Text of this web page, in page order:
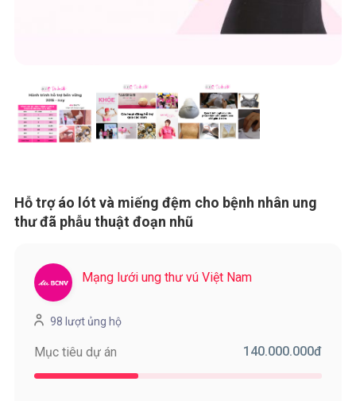
Hỗ trợ áo lót và miếng đệm cho bệnh nhân ung
thư đã phẫu thuật đoạn nhũ
Mạng lưới ung thư vú Việt Nam
98 lượt ủng hộ
Mục tiêu dự án 140.000.000đ